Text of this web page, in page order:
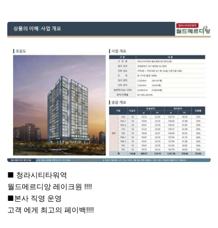
본문
■ 청라시티타워역
월드메르디앙 레이크원 !!!!
■본사 직영 운영
고객 에게 최고의 페이백!!!!